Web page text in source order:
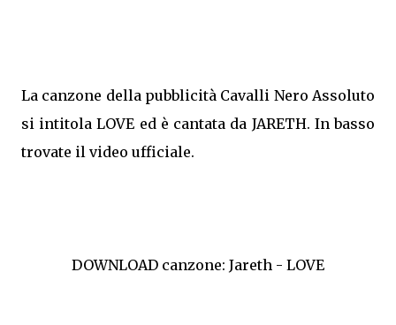
La canzone della pubblicità Cavalli Nero Assoluto
si intitola LOVE ed è cantata da JARETH. In basso
trovate il video ufficiale.
DOWNLOAD canzone: Jareth - LOVE